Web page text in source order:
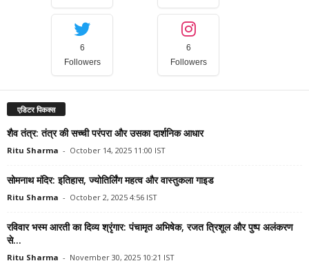
6
Followers
6
Followers
एडिटर पिकक्स
शैव तंत्र: तंत्र की सच्ची परंपरा और उसका दार्शनिक आधार
Ritu Sharma - October 14, 2025 11:00 IST
सोमनाथ मंदिर: इतिहास, ज्योतिर्लिंग महत्व और वास्तुकला गाइड
Ritu Sharma - October 2, 2025 4:56 IST
रविवार भस्म आरती का दिव्य श्रृंगार: पंचामृत अभिषेक, रजत त्रिशूल और पुष्प अलंकरण
से...
Ritu Sharma - November 30, 2025 10:21 IST